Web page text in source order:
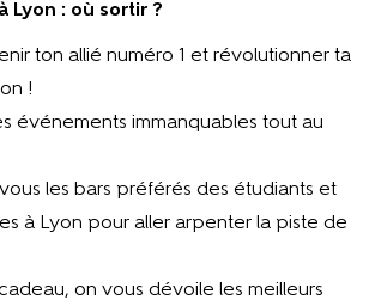
Lyon : où sortir ?
ton allié numéro 1 et révolutionner ta
!
événements immanquables tout au
les bars préférés des étudiants et
à Lyon pour aller arpenter la piste de
on vous dévoile les meilleurs